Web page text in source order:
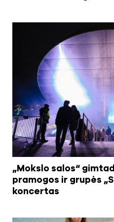
„Mokslo salos“
pramogos ir grupės
koncertas